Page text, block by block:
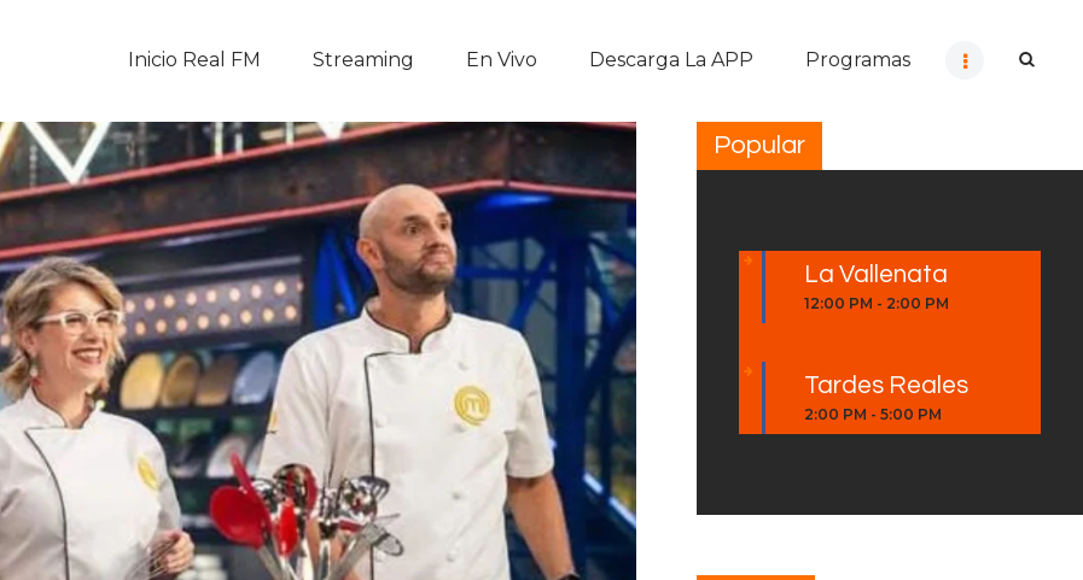
Inicio Real FM Streaming En Vivo Descarga La APP Programas
En Vivo
Descarga La APP
Programas
Noticias
Equipo
Sobre Nosotros
Contactos
Popular
La Vallenata
12:00 PM - 2:00 PM
Tardes Reales
2:00 PM -5:00 PM